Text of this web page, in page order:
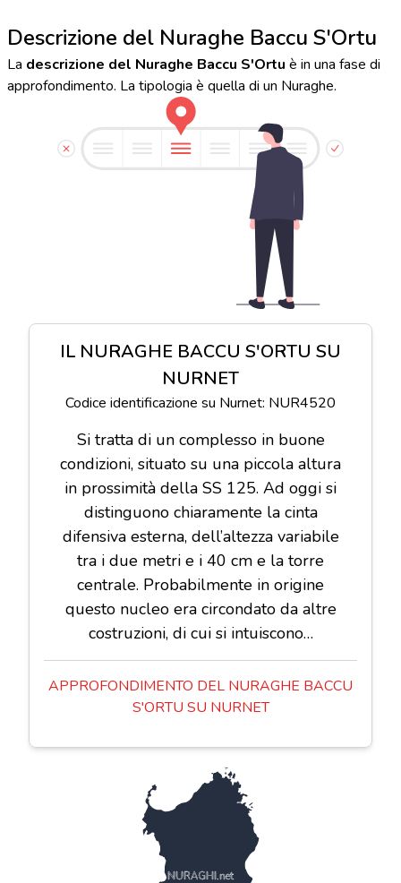
Descrizione del Nuraghe Baccu S'Ortu
La descrizione del Nuraghe Baccu S'Ortu è in una fase di
approfondimento. La tipologia è quella di un Nuraghe.
IL NURAGHE BACCU S'ORTU SU
NURNET
Codice identificazione su Nurnet: NUR4520
Si tratta di un complesso in buone
condizioni, situato su una piccola altura
in prossimità della SS 125. Ad oggi si
distinguono chiaramente la cinta
difensiva esterna, dell’altezza variabile
tra i due metri e i 40 cm e la torre
centrale. Probabilmente in origine
questo nucleo era circondato da altre
costruzioni, di cui si intuiscono…
APPROFONDIMENTO DEL NURAGHE BACCU
S'ORTU SU NURNET
NURAGHI.net